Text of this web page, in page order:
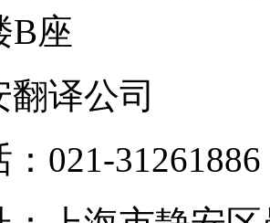
B座
翻译公司
021-31261886